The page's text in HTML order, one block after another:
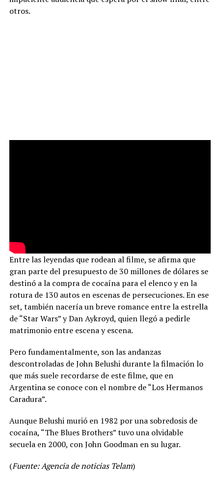
otros.
Entre las leyendas que rodean al filme, se afirma que
gran parte del presupuesto de 30 millones de dólares se
destinó a la compra de cocaína para el elenco y en la
rotura de 130 autos en escenas de persecuciones. En ese
set, también nacería un breve romance entre la estrella
de “Star Wars” y Dan Aykroyd, quien llegó a pedirle
matrimonio entre escena y escena.
Pero fundamentalmente, son las andanzas
descontroladas de John Belushi durante la filmación lo
que más suele recordarse de este filme, que en
Argentina se conoce con el nombre de “Los Hermanos
Caradura”.
Aunque Belushi murió en 1982 por una sobredosis de
cocaína, “The Blues Brothers” tuvo una olvidable
secuela en 2000, con John Goodman en su lugar.
(Fuente: Agencia de noticias Telam)